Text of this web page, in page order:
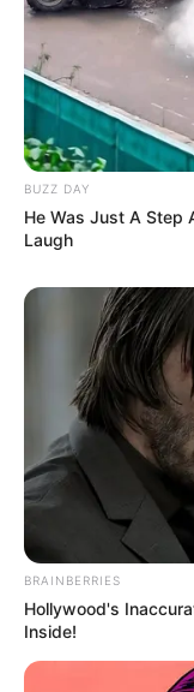
BUZZ DAY
He Was Just A Step
Laugh
BRAINBERRIES
Hollywood's
Inside!